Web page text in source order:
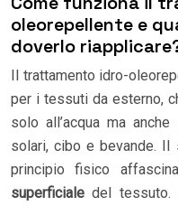
oleorepellente e
doverlo
Il trattamento idro-
per i tessuti da esterno,
solo all’acqua ma
solari, cibo e bevande. Il
principio fisico
superficiale del tessuto.